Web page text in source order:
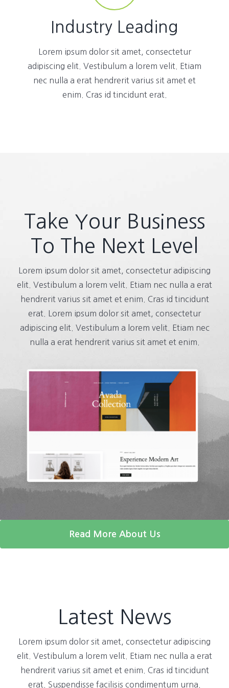
Industry Leading
Lorem ipsum dolor sit amet, consectetur
adipiscing elit. Vestibulum a lorem velit. Etiam
nec nulla a erat hendrerit varius sit amet et
enim. Cras id tincidunt erat.
Take Your Business
To The Next Level
Lorem ipsum dolor sit amet, consectetur adipiscing
elit. Vestibulum a lorem velit. Etiam nec nulla a erat
hendrerit varius sit amet et enim. Cras id tincidunt
erat. Lorem ipsum dolor sit amet, consectetur
adipiscing elit. Vestibulum a lorem velit. Etiam nec
nulla a erat hendrerit varius sit amet et enim.
Read More About Us
Latest News
Lorem ipsum dolor sit amet, consectetur adipiscing
elit. Vestibulum a lorem velit. Etiam nec nulla a erat
hendrerit varius sit amet et enim. Cras id tincidunt
erat. Suspendisse facilisis condimentum urna.